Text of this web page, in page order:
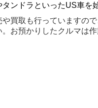
ンドラといったUS車を
や買取も行っていますの
お預かりしたクルマは